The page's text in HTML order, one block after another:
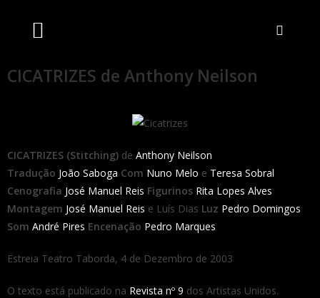
CICATRIZES de Anthony Neilson
CICATRIZES (Stitching) de Anthony Neilson
Tradução João Saboga Com Nuno Melo e Teresa Sobral
Cenografia José Manuel Reis Figurinos Rita Lopes Alves
Montagem José Manuel Reis e Luís Dias Luz Pedro Domingos
Som André Pires Encenação Pedro Marques
Estreia Teatro Taborda, 4 de Dezembro de 2003
O texto está publicado na Revista nº 9 dos Artistas Unidos.